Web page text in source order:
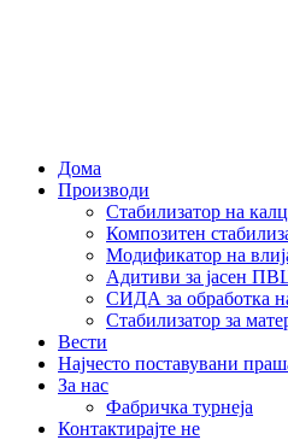
Дома
Производи
Стабилизатор на
Композитен
Модификатор на
Адитиви за јасен
СИДА за обработка
Стабилизатор за
Вести
Најчесто поставувани
За нас
Фабричка турнеја
Контактирајте не